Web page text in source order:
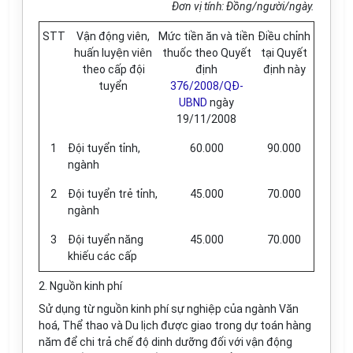
Đơn vị tính: Đồng/người/ngày.
STT
Vận động viên,
huấn luyện viên
theo cấp đội
tuyển
Mức tiền ăn và tiền
thuốc theo Quyết
định
376/2008/QĐ-
UBND ngày
19/11/2008
Điều chỉnh
tại Quyết
định này
1
Đội tuyển tỉnh,
ngành
60.000 90.000
2
Đội tuyển trẻ tỉnh,
ngành
45.000 70.000
3
Đội tuyển năng
khiếu các cấp
45.000 70.000
2. Nguồn kinh phí
Sử dụng từ nguồn kinh phí sự nghiệp của ngành Văn
hoá, Thể thao và Du lịch được giao trong dự toán hàng
năm để chi trả chế độ dinh dưỡng đối với vận động